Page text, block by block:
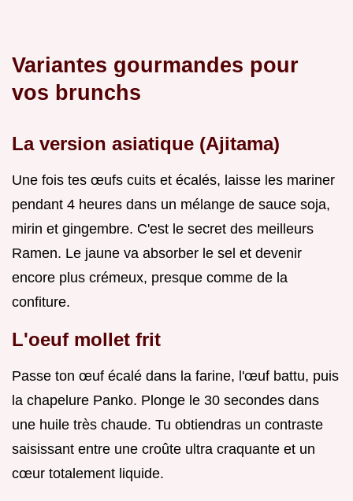
Variantes gourmandes pour
vos brunchs
La version asiatique (Ajitama)
Une fois tes œufs cuits et écalés, laisse les mariner
pendant 4 heures dans un mélange de sauce soja,
mirin et gingembre. C'est le secret des meilleurs
Ramen. Le jaune va absorber le sel et devenir
encore plus crémeux, presque comme de la
confiture.
L'oeuf mollet frit
Passe ton œuf écalé dans la farine, l'œuf battu, puis
la chapelure Panko. Plonge le 30 secondes dans
une huile très chaude. Tu obtiendras un contraste
saisissant entre une croûte ultra craquante et un
cœur totalement liquide.